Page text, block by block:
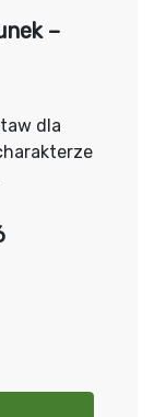
–
dla